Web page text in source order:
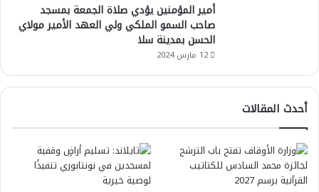
أمير المؤمنين يؤدي صلاة الجمعة بمسجد
صاحب السمو الملكي ولي العهد الأمير مولاي
الحسن بمدينة سلا
12 مارس 2024
أحدث المقالات